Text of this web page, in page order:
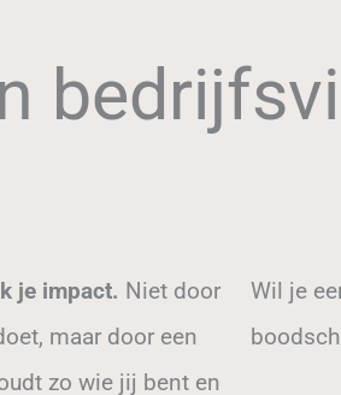
je impact. Niet door
maar door een
zo wie jij bent en
Wil je